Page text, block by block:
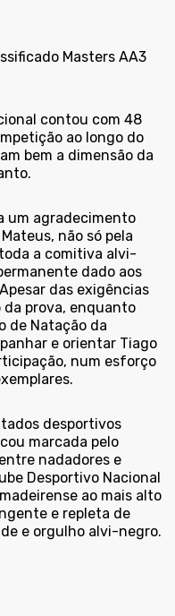
Masters AA3
contou com 48
ao longo do
bem a dimensão da
um agradecimento
não só pela
a comitiva alvi-
dado aos
das exigências
prova, enquanto
de Natação da
e orientar Tiago
num esforço
desportivos
marcada pelo
nadadores e
Desportivo Nacional
ao mais alto
e repleta de
e orgulho alvi-negro.